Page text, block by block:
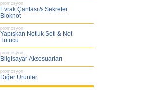
promosyon
Evrak Çantası & Sekreter
Bloknot
promosyon
Yapışkan Notluk Seti & Not
Tutucu
promosyon
Bilgisayar Aksesuarları
promosyon
Diğer Ürünler